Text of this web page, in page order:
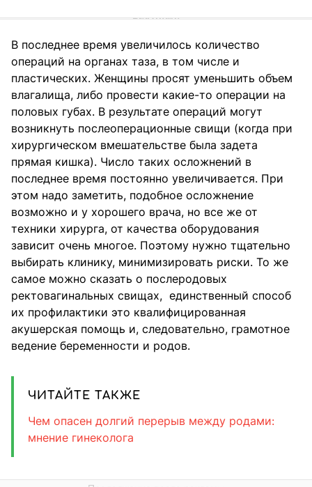
В последнее время увеличилось количество
операций на органах таза, в том числе и
пластических. Женщины просят уменьшить объем
влагалища, либо провести какие-то операции на
половых губах. В результате операций могут
возникнуть послеоперационные свищи (когда при
хирургическом вмешательстве была задета
прямая кишка). Число таких осложнений в
последнее время постоянно увеличивается. При
этом надо заметить, подобное осложнение
возможно и у хорошего врача, но все же от
техники хирурга, от качества оборудования
зависит очень многое. Поэтому нужно тщательно
выбирать клинику, минимизировать риски. То же
самое можно сказать о послеродовых
ректовагинальных свищах, единственный способ
их профилактики это квалифицированная
акушерская помощь и, следовательно, грамотное
ведение беременности и родов.
ЧИТАЙТЕ ТАКЖЕ
Чем опасен долгий перерыв между родами:
мнение гинеколога